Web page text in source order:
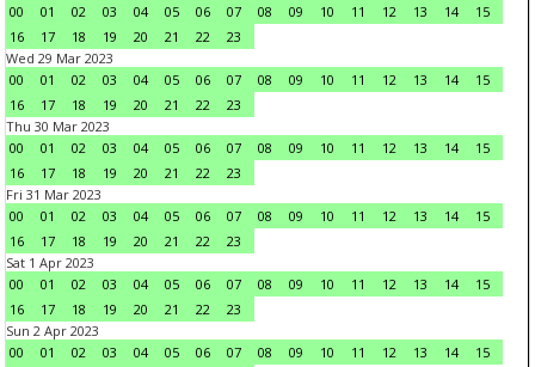
00
01 02 03 04 05 06 07 08 09 10 11 12 13 14
15
16
17 18 19 20 21 22
23
Wed 29 Mar 2023
00
01 02 03 04 05 06 07 08 09 10 11 12 13 14
15
16
17 18 19 20 21 22
23
Thu 30 Mar 2023
00
01 02 03 04 05 06 07 08 09 10 11 12 13 14
15
16
17 18 19 20 21 22
23
Fri 31 Mar 2023
00
01 02 03 04 05 06 07 08 09 10 11 12 13 14
15
16
17 18 19 20 21 22
23
Sat 1 Apr 2023
00
01 02 03 04 05 06 07 08 09 10 11 12 13 14
15
16
17 18 19 20 21 22
23
Sun 2 Apr 2023
00
01 02 03 04 05 06 07 08 09 10 11 12 13 14
15